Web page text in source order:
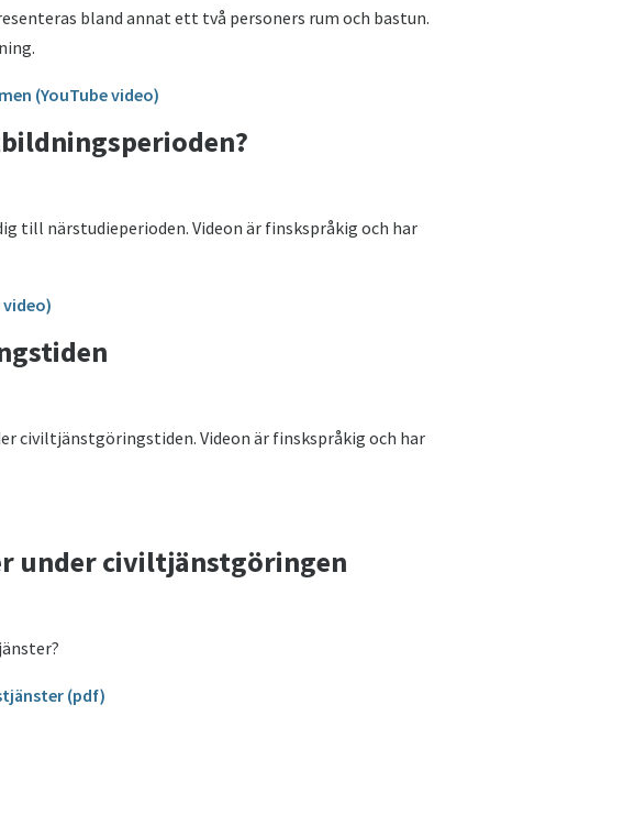
bland annat ett två personers rum och bastun.
(YouTube video)
till närstudieperioden. Videon är finskspråkig och har
civiltjänstgöringstiden. Videon är finskspråkig och har
under civiltjänstgöringen
(pdf)